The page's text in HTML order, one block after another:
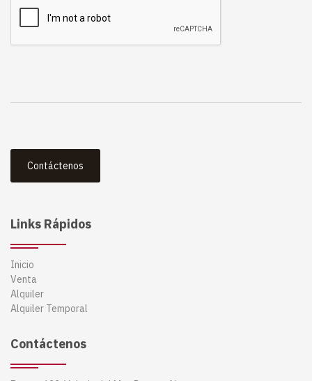
Contáctenos
Links Rápidos
Inicio
Venta
Alquiler
Alquiler Temporal
Contáctenos